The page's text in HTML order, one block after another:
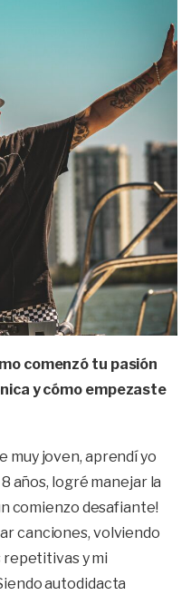
comenzó tu pasión
y cómo empezaste
muy joven, aprendí yo
años, logré manejar la
comienzo desafiante!
canciones, volviendo
repetitivas y mi
autodidacta